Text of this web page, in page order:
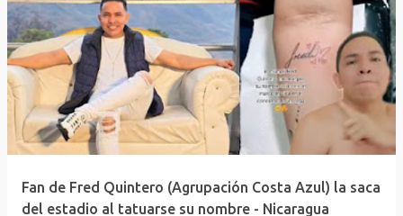
Fan de Fred Quintero (Agrupación Costa Azul) la saca
del estadio al tatuarse su nombre - Nicaragua